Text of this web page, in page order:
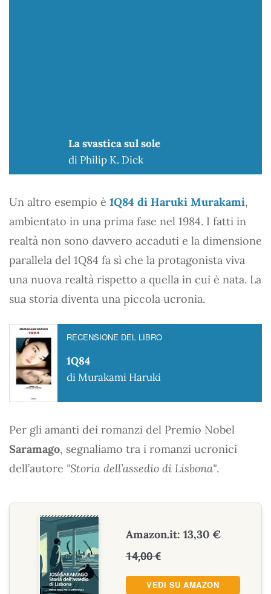
La svastica sul sole
di Philip K. Dick
Un altro esempio è 1Q84 di Haruki Murakami,
ambientato in una prima fase nel 1984. I fatti in
realtà non sono davvero accaduti e la dimensione
parallela del 1Q84 fa sì che la protagonista viva
una nuova realtà rispetto a quella in cui è nata. La
sua storia diventa una piccola ucronia.
RECENSIONE DEL LIBRO
1Q84
di Murakami Haruki
Per gli amanti dei romanzi del Premio Nobel
Saramago, segnaliamo tra i romanzi ucronici
dell’autore "Storia dell’assedio di Lisbona".
Amazon.it: 13,30 €
14,00 €
VEDI SU AMAZON